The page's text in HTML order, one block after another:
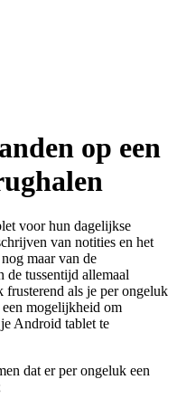
op een
voor hun dagelijkse
van notities en het
maar van de
de tussentijd allemaal
als je per ongeluk
mogelijkheid om
Android tablet te
dat er per ongeluk een